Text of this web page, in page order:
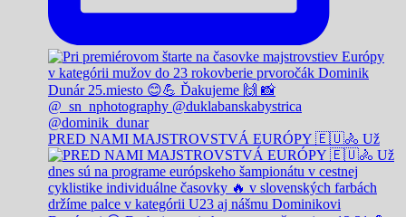
PRED NAMI MAJSTROVSTVÁ EURÓPY 🇪🇺🚴 Už